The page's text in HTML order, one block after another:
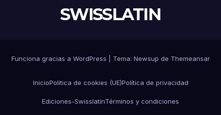
SWISSLATIN
Funciona gracias a WordPress Tema: Newsup de Themeansar
InicioPolitica de cookies (UE)Política de privacidad
Ediciones-SwisslatinTérminos y condiciones